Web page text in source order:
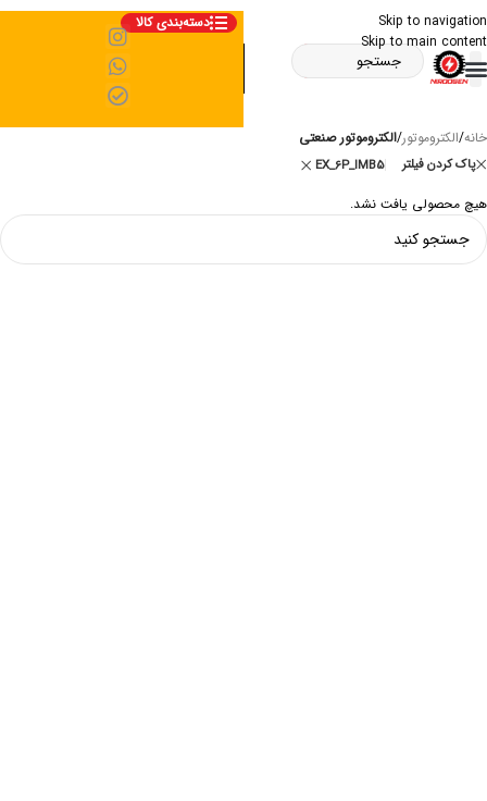
Skip to navigation
Skip to main content
دسته‌بندی کالا
خانه/الکتروموتور/الکتروموتور صنعتی
پاک کردن فیلتر EX_6P_IMB5
هیچ محصولی یافت نشد.